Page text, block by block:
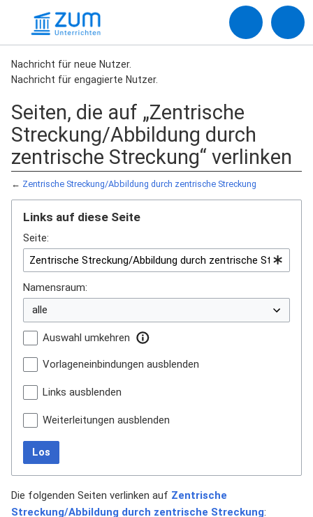
Nachricht für neue Nutzer.
Nachricht für engagierte Nutzer.
Seiten, die auf „Zentrische
Streckung/Abbildung durch
zentrische Streckung“ verlinken
← Zentrische Streckung/Abbildung durch zentrische Streckung
Links auf diese Seite
Seite:
Namensraum:
Auswahl umkehren
Vorlageneinbindungen ausblenden
Links ausblenden
Weiterleitungen ausblenden
Los
Die folgenden Seiten verlinken auf Zentrische
Streckung/Abbildung durch zentrische Streckung: